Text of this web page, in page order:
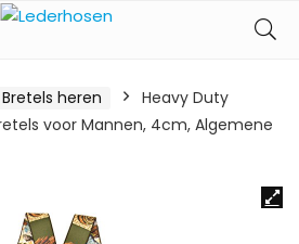
Bretels heren
Heavy Duty
voor Mannen, 4cm, Algemene